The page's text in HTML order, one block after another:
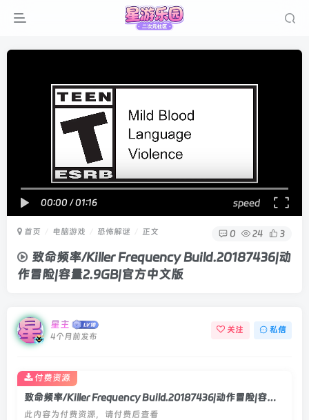
00:00 /01:16 speed
首页 电脑游戏 恐怖解谜 正文 0 24 3
致命频率/Killer Frequency Build.20187436|动
作冒险|容量2.9GB|官方中文版
星主
4个月前发布
关注 私信
致命频率/Killer Frequency Build.20187436|动作冒险|容量2.9GB|官方中文版
此内容为付费资源，请付费后查看
付费资源